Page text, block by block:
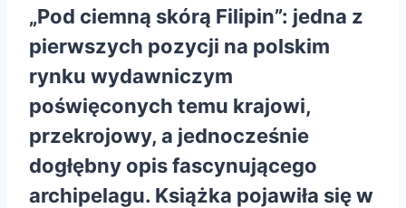
„Pod ciemną skórą Filipin”: jedna z
pierwszych pozycji na polskim
rynku wydawniczym
poświęconych temu krajowi,
przekrojowy, a jednocześnie
dogłębny opis fascynującego
archipelagu. Książka pojawiła się w